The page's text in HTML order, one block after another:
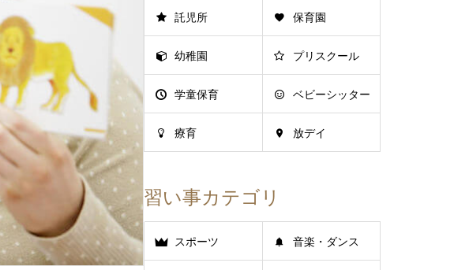
託児所 保育園
幼稚園 プリスクール
学童保育 ベビーシッター
療育 放デイ
習い事カテゴリ
スポーツ 音楽・ダンス